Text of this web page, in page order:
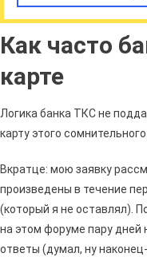
Как часто
карте
Логика банка ТКС не
карту этого сомнительного
Вкратце: мою заявку
произведены в течение
(который я не оставлял).
на этом форуме пару дней
ответы (думал, ну